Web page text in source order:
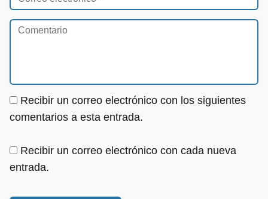
Recibir un correo electrónico con los siguientes
comentarios a esta entrada.
Recibir un correo electrónico con cada nueva
entrada.